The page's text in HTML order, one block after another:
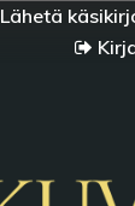
Lähetä